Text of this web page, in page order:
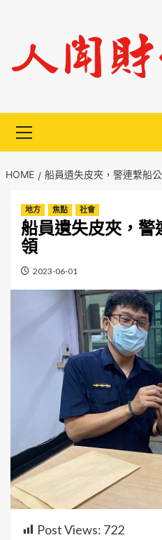
content
Menu
HOME 船員遺失皮夾，警連繫船
地方 焦點 社會
船員遺失皮夾，警
領
2023-06-01
Post Views: 722